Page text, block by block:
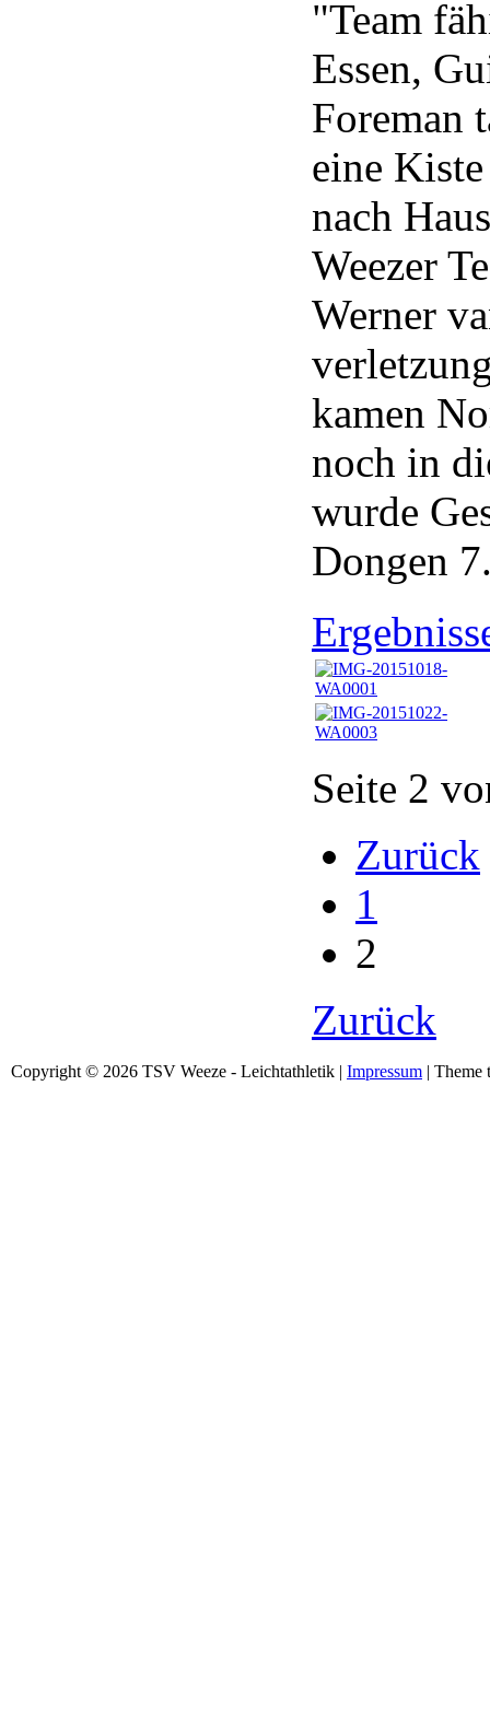
"Team
Essen,
Foreman
eine
nach
Weezer
Werner
kamen
noch in
wurde
Dongen
Seite 2
Zurück
1
2
Zurück
Copyright © 2026 TSV Weeze - Leichtathletik | Impressum | Theme